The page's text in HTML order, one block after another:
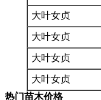
大叶女贞
大叶女贞
大叶女贞
大叶女贞
热门苗木价格